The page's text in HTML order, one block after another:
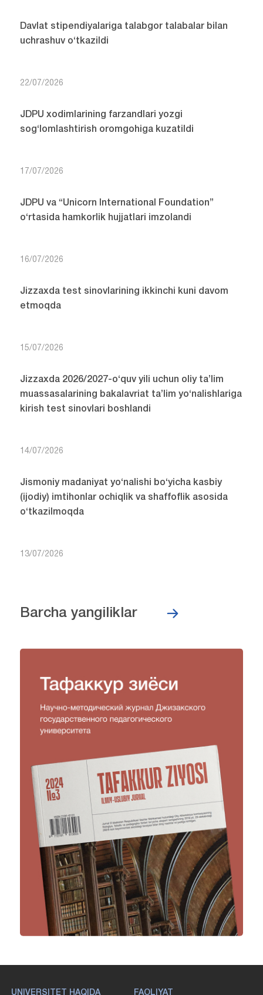
Davlat stipendiyalariga talabgor talabalar bilan
uchrashuv o‘tkazildi
22/07/2026
JDPU xodimlarining farzandlari yozgi
sog‘lomlashtirish oromgohiga kuzatildi
17/07/2026
JDPU va “Unicorn International Foundation”
o‘rtasida hamkorlik hujjatlari imzolandi
16/07/2026
Jizzaxda test sinovlarining ikkinchi kuni davom
etmoqda
15/07/2026
Jizzaxda 2026/2027-o‘quv yili uchun oliy ta’lim
muassasalarining bakalavriat ta’lim yo‘nalishlariga
kirish test sinovlari boshlandi
14/07/2026
Jismoniy madaniyat yo‘nalishi bo‘yicha kasbiy
(ijodiy) imtihonlar ochiqlik va shaffoflik asosida
o‘tkazilmoqda
13/07/2026
Barcha yangiliklar
UNIVERSITET HAQIDA FAOLIYAT